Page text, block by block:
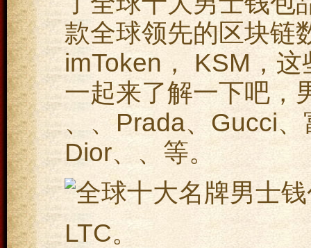
款全球领先的区块链
imToken， KSM，
一起来了解一下吧，
、、Prada、Gucci
Dior、、等。
LTC。